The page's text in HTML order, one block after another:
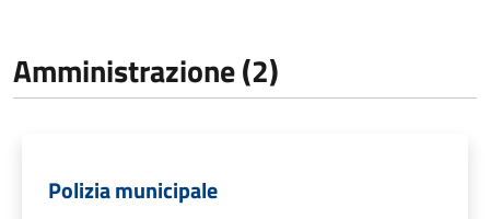
Amministrazione (2)
Polizia municipale